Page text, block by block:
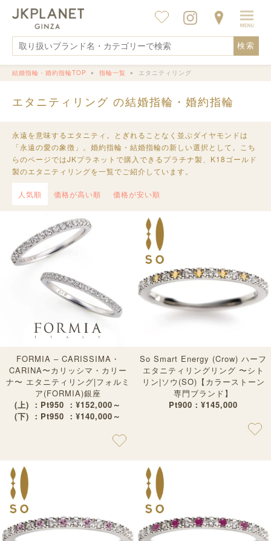
検索
結婚指輪・婚約指輪TOP 指輪一覧 エタニティリング
エタニティリング の結婚指輪・婚約指輪
永遠を意味するエタニティ。とぎれることなく並ぶダイヤモンドは
「永遠の愛の象徴」。婚約指輪・結婚指輪の新しい選択として。こち
らのページではJKプラネットで購入できるプラチナ製、K18ゴールド
製のエタニティリングを一覧でご紹介しています。
人気順 価格が高い順 価格が安い順
FORMIA – CARISSIMA・
CARINA〜カリッシマ・カリー
ナ〜 エタニティリング|フォルミ
ア(FORMIA)銀座
(上) ：Pt950 ：¥152,000～
(下) ：Pt950 ：¥140,000～
So Smart Energy (Crow) ハーフ
エタニティリングリング 〜シト
リン|ソウ(SO)【カラーストーン
専門ブランド】
Pt900：¥145,000